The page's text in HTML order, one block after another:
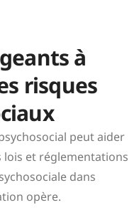
à
risques
peutaider
et réglementations
dans
opère.